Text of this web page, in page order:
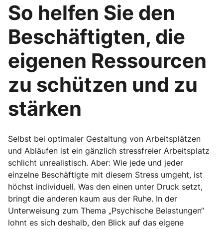
So helfen Sie den
Beschäftigten, die
eigenen Ressourcen
zu schützen und zu
stärken
Selbst bei optimaler Gestaltung von Arbeitsplätzen
und Abläufen ist ein gänzlich stressfreier Arbeitsplatz
schlicht unrealistisch. Aber: Wie jede und jeder
einzelne Beschäftigte mit diesem Stress umgeht, ist
höchst individuell. Was den einen unter Druck setzt,
bringt die anderen kaum aus der Ruhe. In der
Unterweisung zum Thema „Psychische Belastungen“
lohnt es sich deshalb, den Blick auf das eigene